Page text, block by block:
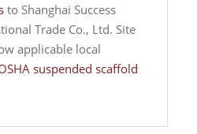
to Shanghai Success
Trade Co., Ltd. Site
applicable local
suspended scaffold